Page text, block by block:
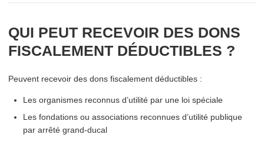
QUI PEUT RECEVOIR DES DONS
FISCALEMENT DÉDUCTIBLES ?
Peuvent recevoir des dons fiscalement déductibles :
Les organismes reconnus d’utilité par une loi spéciale
Les fondations ou asso­ci­a­tions reconnues d’utilité publique
par arrêté grand-ducal